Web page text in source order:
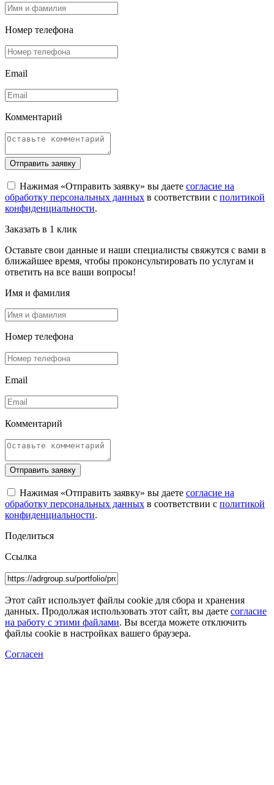
Номер телефона
Email
Комментарий
Отправить заявку
Нажимая «Отправить заявку» вы даете согласие на
обработку персональных данных в соответствии с политикой
конфиденциальности.
Заказать в 1 клик
Оставьте свои данные и наши специалисты свяжутся с вами в
ближайшее время, чтобы проконсультировать по услугам и
ответить на все ваши вопросы!
Имя и фамилия
Номер телефона
Email
Комментарий
Отправить заявку
Нажимая «Отправить заявку» вы даете согласие на
обработку персональных данных в соответствии с политикой
конфиденциальности.
Поделиться
Ссылка
Этот сайт использует файлы cookie для сбора и хранения
данных. Продолжая использовать этот сайт, вы даете согласие
на работу с этими файлами. Вы всегда можете отключить
файлы cookie в настройках вашего браузера.
Согласен